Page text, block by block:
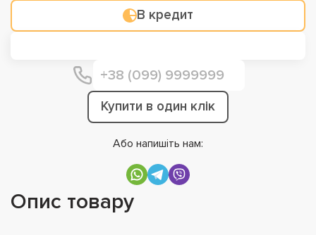
В кредит
Купити в один клік
Або напишіть нам:
Опис товару